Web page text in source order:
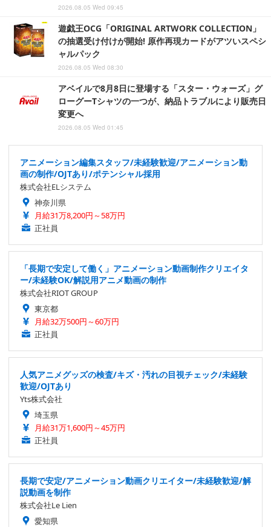
2026.08.05 Wed 09:45
遊戯王OCG「ORIGINAL ARTWORK COLLECTION」
の抽選受け付けが開始! 原作再現カードがアツいスペシ
ャルパック
2026.08.05 Wed 08:30
アベイルで8月8日に登場する「スター・ウォーズ」グ
ローグーTシャツの一つが、納品トラブルにより販売日
変更へ
2026.08.05 Wed 01:45
アニメーション編集スタッフ/未経験歓迎/アニメーション動
画の制作/OJTあり/ポテンシャル採用
株式会社ELシステム
神奈川県
月給31万8,200円～58万円
正社員
「長期で安定して働く」アニメーション動画制作クリエイタ
ー/未経験OK/解説用アニメ動画の制作
株式会社RIOT GROUP
東京都
月給32万500円～60万円
正社員
人気アニメグッズの検査/キズ・汚れの目視チェック/未経験
歓迎/OJTあり
Yts株式会社
埼玉県
月給31万1,600円～45万円
正社員
長期で安定/アニメーション動画クリエイター/未経験歓迎/解
説動画を制作
株式会社Le Lien
愛知県